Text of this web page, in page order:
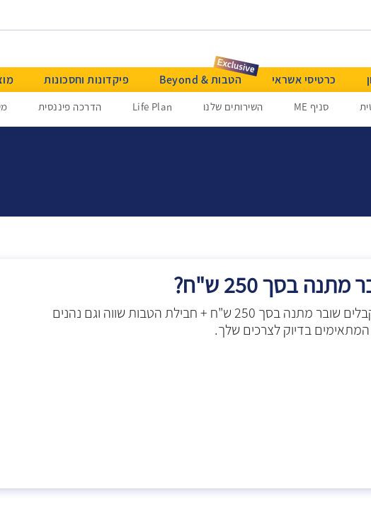
סניף ME השירותים שלנו Life Plan הדרכה פיננסית
כרטיסי אשראי הטבות & Beyond פיקדונות וחסכונות
בסך 250 ש"ח?
פותחים חשבון צעיר ומקבלים שובר מתנה בסך 250 ש"ח + חבילת הטבות שווה וגם נהנים
המתאימים בדיוק לצרכים שלך.